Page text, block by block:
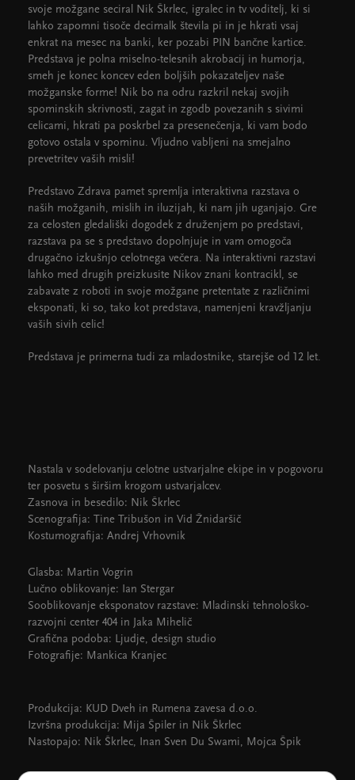
svoje možgane seciral Nik Škrlec, igralec in tv voditelj, ki si
lahko zapomni tisoče decimalk števila pi in je hkrati vsaj
enkrat na mesec na banki, ker pozabi PIN bančne kartice.
Predstava je polna miselno-telesnih akrobacij in humorja,
smeh je konec koncev eden boljših pokazateljev naše
možganske forme! Nik bo na odru razkril nekaj svojih
spominskih skrivnosti, zagat in zgodb povezanih s sivimi
celicami, hkrati pa poskrbel za presenečenja, ki vam bodo
gotovo ostala v spominu. Vljudno vabljeni na smejalno
prevetritev vaših misli!
Predstavo Zdrava pamet spremlja interaktivna razstava o
naših možganih, mislih in iluzijah, ki nam jih uganjajo. Gre
za celosten gledališki dogodek z druženjem po predstavi,
razstava pa se s predstavo dopolnjuje in vam omogoča
drugačno izkušnjo celotnega večera. Na interaktivni razstavi
lahko med drugih preizkusite Nikov znani kontracikl, se
zabavate z roboti in svoje možgane pretentate z različnimi
eksponati, ki so, tako kot predstava, namenjeni kravžljanju
vaših sivih celic!
Predstava je primerna tudi za mladostnike, starejše od 12 let.
Nastala v sodelovanju celotne ustvarjalne ekipe in v pogovoru
ter posvetu s širšim krogom ustvarjalcev.
Zasnova in besedilo: Nik Škrlec
Scenografija: Tine Tribušon in Vid Žnidaršič
Kostumografija: Andrej Vrhovnik
Glasba: Martin Vogrin
Lučno oblikovanje: Ian Stergar
Sooblikovanje eksponatov razstave: Mladinski tehnološko-
razvojni center 404 in Jaka Mihelič
Grafična podoba: Ljudje, design studio
Fotografije: Mankica Kranjec
Produkcija: KUD Dveh in Rumena zavesa d.o.o.
Izvršna produkcija: Mija Špiler in Nik Škrlec
Nastopajo: Nik Škrlec, Inan Sven Du Swami, Mojca Špik